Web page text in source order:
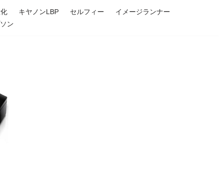
キヤノンLBP セルフィー
イメージランナー
ン